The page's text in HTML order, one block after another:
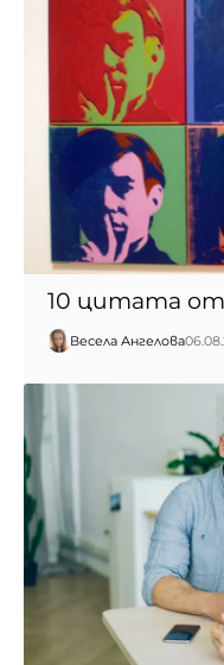
10 цитата от
Весела Ангелова